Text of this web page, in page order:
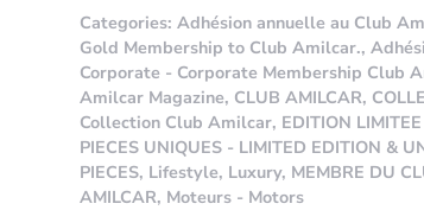
Categories: Adhésion annuelle au Club
Gold Membership to Club Amilcar.,
Corporate - Corporate Membership Club
Amilcar Magazine, CLUB AMILCAR,
Collection Club Amilcar, EDITION
PIECES UNIQUES - LIMITED EDITION &
PIECES, Lifestyle, Luxury, MEMBRE DU
AMILCAR, Moteurs - Motors